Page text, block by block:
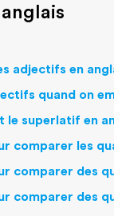
adjectifs en
quand on
le superlatif en
comparer les
comparer des
comparer des